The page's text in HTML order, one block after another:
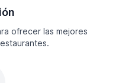
ofrecer las mejores